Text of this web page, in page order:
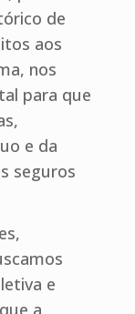
de
aos
nos
para que
e da
seguros
e
a